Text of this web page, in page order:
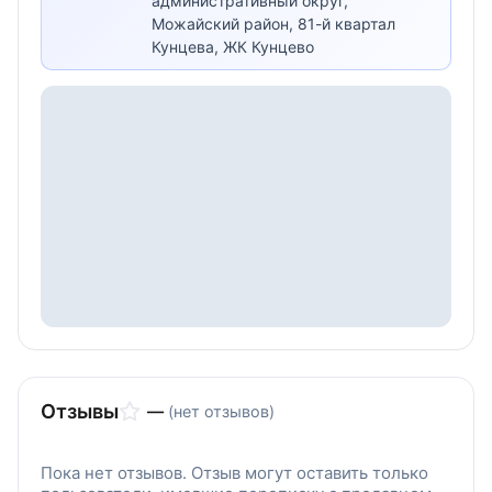
Можайский район, 81-й квартал
Кунцева, ЖК Кунцево
Отзывы — (нет отзывов)
Пока нет отзывов. Отзыв могут оставить только